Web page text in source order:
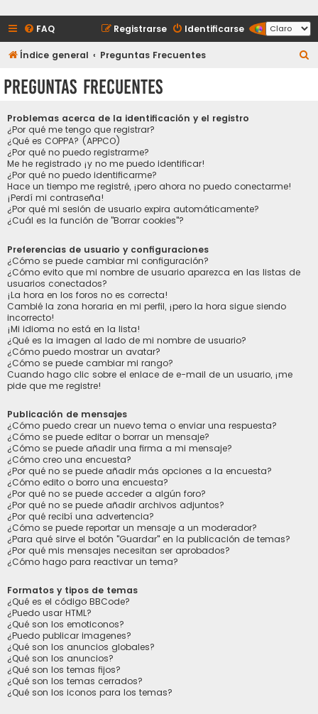
FAQ Identificarse
Registrarse
Índice general Preguntas Frecuentes
Preguntas Frecuentes
Problemas acerca de la identificación y el registro
¿Por qué me tengo que registrar?
¿Qué es COPPA? (APPCO)
¿Por qué no puedo registrarme?
Me he registrado ¡y no me puedo identificar!
¿Por qué no puedo identificarme?
Hace un tiempo me registré, ¡pero ahora no puedo conectarme!
¡Perdí mi contraseña!
¿Por qué mi sesión de usuario expira automáticamente?
¿Cuál es la función de "Borrar cookies"?
Preferencias de usuario y configuraciones
¿Cómo se puede cambiar mi configuración?
¿Cómo evito que mi nombre de usuario aparezca en las listas de
usuarios conectados?
¡La hora en los foros no es correcta!
Cambié la zona horaria en mi perfil, ¡pero la hora sigue siendo
incorrecto!
¡Mi idioma no está en la lista!
¿Qué es la imagen al lado de mi nombre de usuario?
¿Cómo puedo mostrar un avatar?
¿Cómo se puede cambiar mi rango?
Cuando hago clic sobre el enlace de e-mail de un usuario, ¡me
pide que me registre!
Publicación de mensajes
¿Cómo puedo crear un nuevo tema o enviar una respuesta?
¿Cómo se puede editar o borrar un mensaje?
¿Cómo se puede añadir una firma a mi mensaje?
¿Cómo creo una encuesta?
¿Por qué no se puede añadir más opciones a la encuesta?
¿Cómo edito o borro una encuesta?
¿Por qué no se puede acceder a algún foro?
¿Por qué no se puede añadir archivos adjuntos?
¿Por qué recibí una advertencia?
¿Cómo se puede reportar un mensaje a un moderador?
¿Para qué sirve el botón "Guardar" en la publicación de temas?
¿Por qué mis mensajes necesitan ser aprobados?
¿Cómo hago para reactivar un tema?
Formatos y tipos de temas
¿Qué es el código BBCode?
¿Puedo usar HTML?
¿Qué son los emoticonos?
¿Puedo publicar imagenes?
¿Qué son los anuncios globales?
¿Qué son los anuncios?
¿Qué son los temas fijos?
¿Qué son los temas cerrados?
¿Qué son los iconos para los temas?